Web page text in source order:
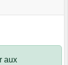
aux